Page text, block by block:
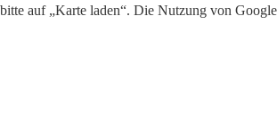
auf „Karte laden“. Die Nutzung von